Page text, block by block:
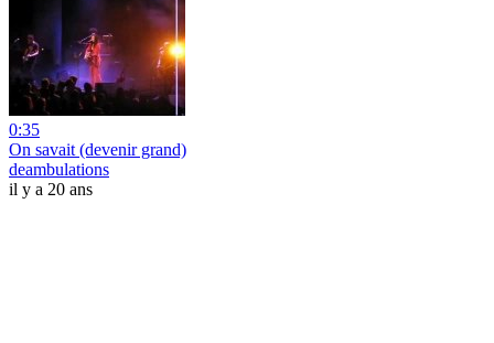
0:35
On savait (devenir grand)
deambulations
il y a 20 ans